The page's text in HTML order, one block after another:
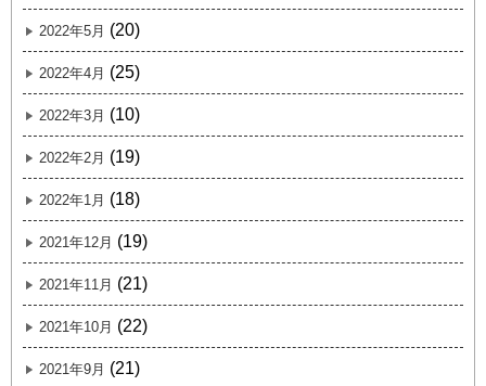
2022年5月 (20)
2022年4月 (25)
2022年3月 (10)
2022年2月 (19)
2022年1月 (18)
2021年12月 (19)
2021年11月 (21)
2021年10月 (22)
2021年9月 (21)